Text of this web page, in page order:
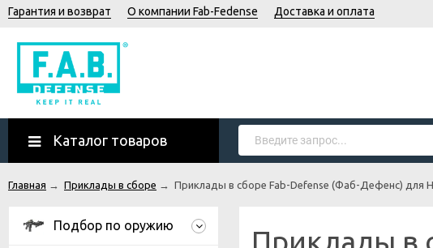
Гарантия и возврат О компании Fab-Fedense Доставка и оплата
Каталог товаров
Главная → Приклады в сборе → Приклады в сборе Fab-Defense (Фаб-Дефенс) для
Подбор по оружию
Приклады в